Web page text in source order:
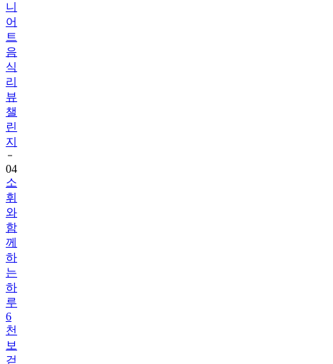
니
어
트
음
식
리
뷰
챌
린
지
04
소
휘
와
함
께
하
는
하
루
6
천
보
걷